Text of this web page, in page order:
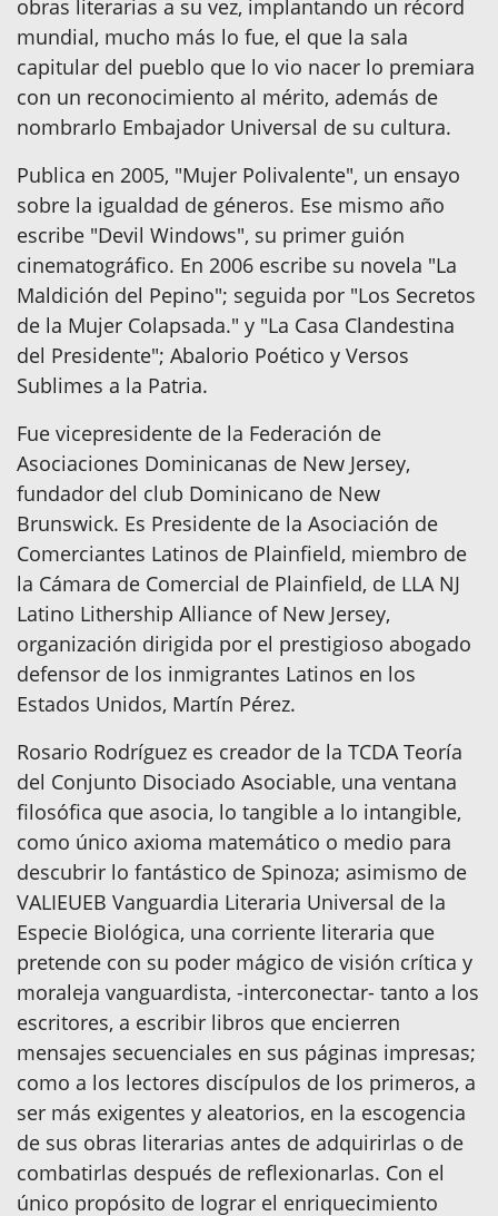
obras literarias a su vez, implantando un récord
mundial, mucho más lo fue, el que la sala
capitular del pueblo que lo vio nacer lo premiara
con un reconocimiento al mérito, además de
nombrarlo Embajador Universal de su cultura.
Publica en 2005, "Mujer Polivalente", un ensayo
sobre la igualdad de géneros. Ese mismo año
escribe "Devil Windows", su primer guión
cinematográfico. En 2006 escribe su novela "La
Maldición del Pepino"; seguida por "Los Secretos
de la Mujer Colapsada." y "La Casa Clandestina
del Presidente"; Abalorio Poético y Versos
Sublimes a la Patria.
Fue vicepresidente de la Federación de
Asociaciones Dominicanas de New Jersey,
fundador del club Dominicano de New
Brunswick. Es Presidente de la Asociación de
Comerciantes Latinos de Plainfield, miembro de
la Cámara de Comercial de Plainfield, de LLA NJ
Latino Lithership Alliance of New Jersey,
organización dirigida por el prestigioso abogado
defensor de los inmigrantes Latinos en los
Estados Unidos, Martín Pérez.
Rosario Rodríguez es creador de la TCDA Teoría
del Conjunto Disociado Asociable, una ventana
filosófica que asocia, lo tangible a lo intangible,
como único axioma matemático o medio para
descubrir lo fantástico de Spinoza; asimismo de
VALIEUEB Vanguardia Literaria Universal de la
Especie Biológica, una corriente literaria que
pretende con su poder mágico de visión crítica y
moraleja vanguardista, -interconectar- tanto a los
escritores, a escribir libros que encierren
mensajes secuenciales en sus páginas impresas;
como a los lectores discípulos de los primeros, a
ser más exigentes y aleatorios, en la escogencia
de sus obras literarias antes de adquirirlas o de
combatirlas después de reflexionarlas. Con el
único propósito de lograr el enriquecimiento